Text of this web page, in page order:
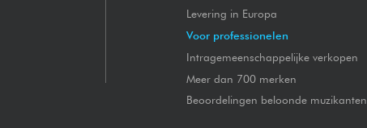
Levering in Europa
Voor professionelen
Intragemeenschappelijke verkopen
Meer dan 700 merken
Beoordelingen beloonde muzikanten